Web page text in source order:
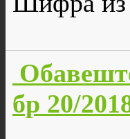
бр 20/